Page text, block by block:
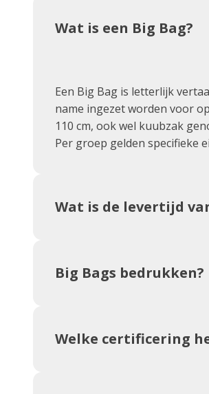
Wat is een Big Bag?
Een Big Bag is letterlijk
name ingezet worden voor
110 cm, ook wel kuubzak
Per groep gelden specifieke
Wat is de levertijd
Big Bags bedrukken?
Welke certificering